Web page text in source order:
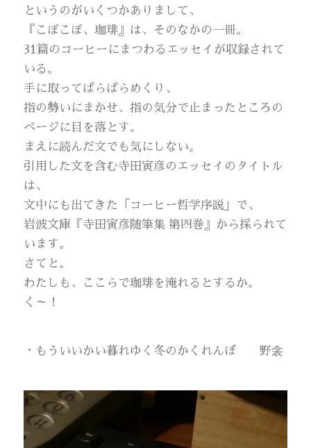
というのがいくつかありまして、
『こぽこぽ、珈琲』は、そのなかの一冊。
31篇のコーヒーにまつわるエッセイが収録されて
いる。
手に取ってぱらぱらめくり、
指の勢いにまかせ、指の気分で止まったところの
ページに目を落とす。
まえに読んだ文でも気にしない。
引用した文を含む寺田寅彦のエッセイのタイトル
は、
文中にも出てきた「コーヒー哲学序説」で、
岩波文庫『寺田寅彦随筆集 第四巻』から採られて
います。
さてと。
わたしも、ここらで珈琲を淹れるとするか。
く～！
・もういいかい暮れゆく冬のかくれんぼ 野衾